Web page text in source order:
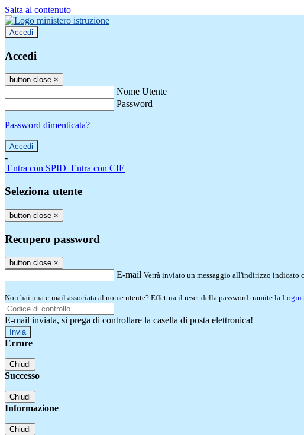
Salta al contenuto
Accedi
Accedi
button close ×
Nome Utente
Password
Password dimenticata?
-
Entra con SPID Entra con CIE
Seleziona utente
button close ×
Recupero password
button close ×
E-mail Verrà inviato un messaggio all'indirizzo indicato
Non hai una e-mail associata al nome utente? Effettua il reset della password tramite la Login
E-mail inviata, si prega di controllare la casella di posta elettronica!
Errore
Chiudi
Successo
Chiudi
Informazione
Chiudi